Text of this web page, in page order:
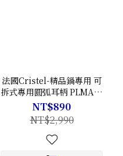
法國Cristel-精品鍋專用 可
拆式專用圓弧耳柄 PLMA02
(單入組) [多色可選]
NT$890
NT$2,990